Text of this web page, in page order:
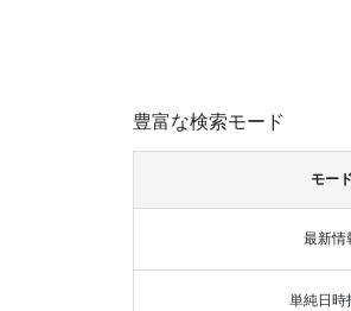
豊富な検索モード
モード
最新情
単純日時